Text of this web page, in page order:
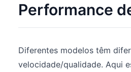
Performance
Diferentes modelos têm
velocidade/qualidade. Aqui